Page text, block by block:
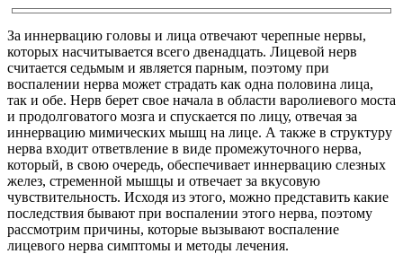
За иннервацию головы и лица отвечают черепные нервы,
которых насчитывается всего двенадцать. Лицевой нерв
считается седьмым и является парным, поэтому при
воспалении нерва может страдать как одна половина лица,
так и обе. Нерв берет свое начала в области варолиевого моста
и продолговатого мозга и спускается по лицу, отвечая за
иннервацию мимических мышц на лице. А также в структуру
нерва входит ответвление в виде промежуточного нерва,
который, в свою очередь, обеспечивает иннервацию слезных
желез, стременной мышцы и отвечает за вкусовую
чувствительность. Исходя из этого, можно представить какие
последствия бывают при воспалении этого нерва, поэтому
рассмотрим причины, которые вызывают воспаление
лицевого нерва симптомы и методы лечения.